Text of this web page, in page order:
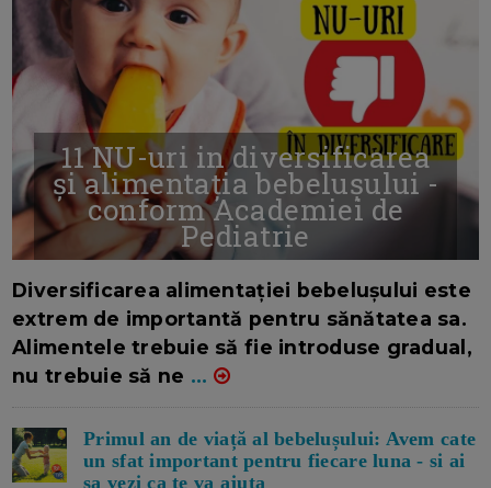
11 NU-uri in diversificarea
și alimentația bebelușului -
conform Academiei de
Pediatrie
Diversificarea alimentației bebelușului este
extrem de importantă pentru sănătatea sa.
Alimentele trebuie să fie introduse gradual,
nu trebuie să ne ...
Primul an de viață al bebelușului: Avem cate
un sfat important pentru fiecare luna - si ai
sa vezi ca te va ajuta